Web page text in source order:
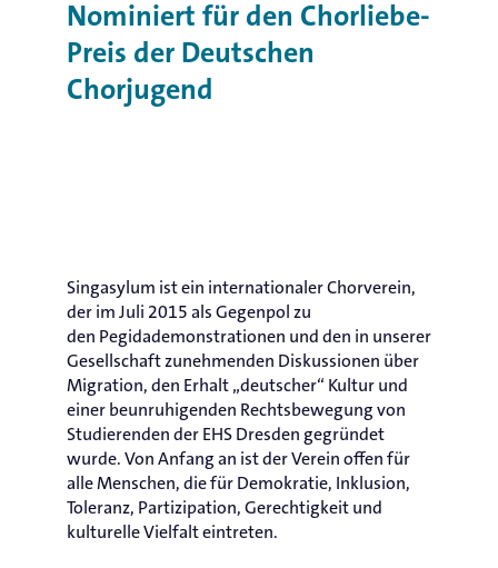
Nominiert für den Chorliebe-
Preis der Deutschen
Chorjugend
Singasylum ist ein internationaler Chorverein,
der im Juli 2015 als Gegenpol zu
den Pegidademonstrationen und den in unserer
Gesellschaft zunehmenden Diskussionen über
Migration, den Erhalt „deutscher“ Kultur und
einer beunruhigenden Rechtsbewegung von
Studierenden der EHS Dresden gegründet
wurde. Von Anfang an ist der Verein offen für
alle Menschen, die für Demokratie, Inklusion,
Toleranz, Partizipation, Gerechtigkeit und
kulturelle Vielfalt eintreten.